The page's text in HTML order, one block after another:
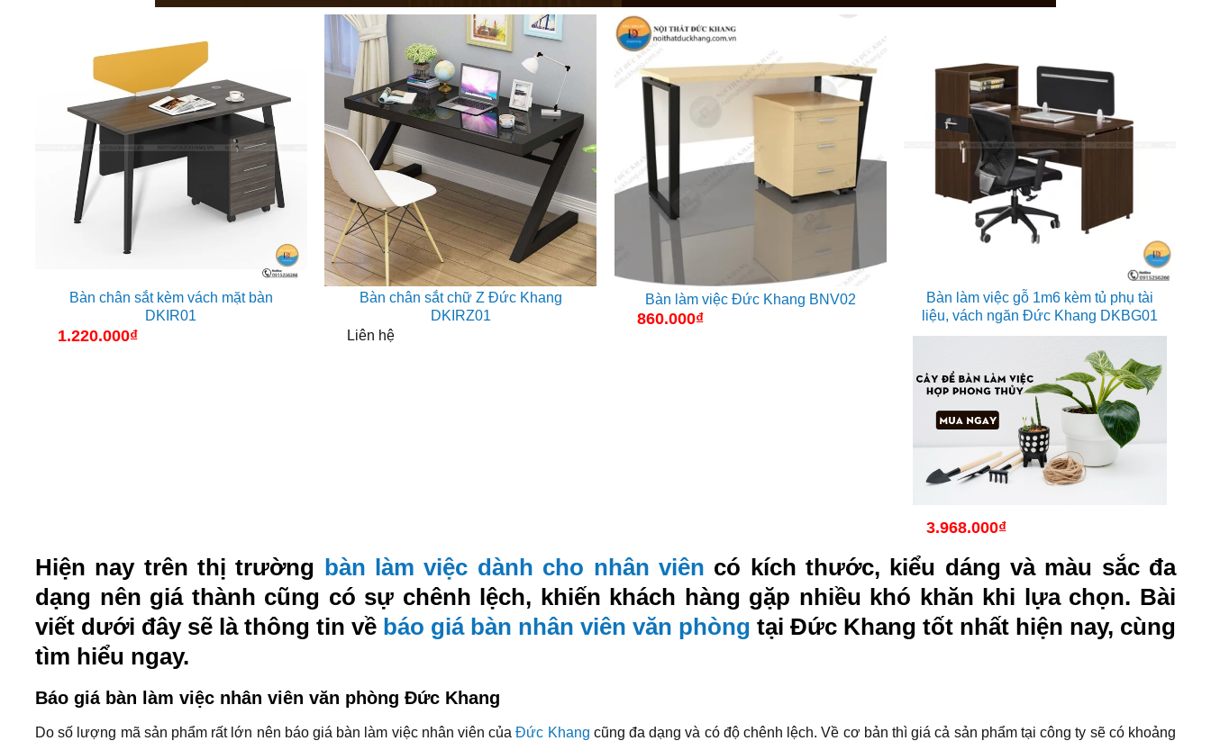
Bàn chân sắt kèm vách mặt bàn
DKIR01
1.220.000₫
Bàn chân sắt chữ Z Đức Khang
DKIRZ01
Liên hệ
Bàn làm việc Đức Khang BNV02
860.000₫
Bàn làm việc gỗ 1m6 kèm tủ phụ tài
liệu, vách ngăn Đức Khang DKBG01
3.968.000₫
Hiện nay trên thị trường bàn làm việc dành cho nhân viên có kích thước, kiểu dáng và màu sắc đa
dạng nên giá thành cũng có sự chênh lệch, khiến khách hàng gặp nhiều khó khăn khi lựa chọn. Bài
viết dưới đây sẽ là thông tin về báo giá bàn nhân viên văn phòng tại Đức Khang tốt nhất hiện nay, cùng
tìm hiểu ngay.
Báo giá bàn làm việc nhân viên văn phòng Đức Khang
Do số lượng mã sản phẩm rất lớn nên báo giá bàn làm việc nhân viên củaĐức Khang cũng đa dạng và có độ chênh lệch. Về cơ bản thì giá cả sản phẩm tại công ty sẽ có khoảng